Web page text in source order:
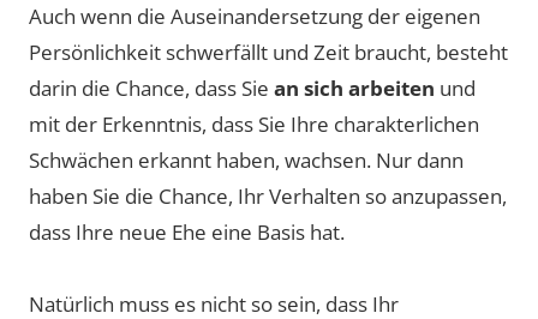
Auch wenn die Auseinandersetzung der eigenen
Persönlichkeit schwerfällt und Zeit braucht, besteht
darin die Chance, dass Sie an sich arbeiten und
mit der Erkenntnis, dass Sie Ihre charakterlichen
Schwächen erkannt haben, wachsen. Nur dann
haben Sie die Chance, Ihr Verhalten so anzupassen,
dass Ihre neue Ehe eine Basis hat.
Natürlich muss es nicht so sein, dass Ihr